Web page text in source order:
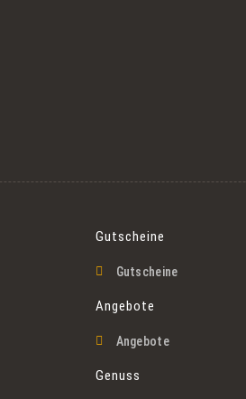
Gutscheine
Gutscheine
Angebote
Angebote
Genuss